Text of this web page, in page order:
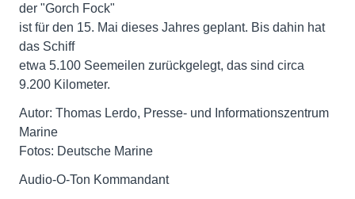
der "Gorch Fock"
ist für den 15. Mai dieses Jahres geplant. Bis dahin hat
das Schiff
etwa 5.100 Seemeilen zurückgelegt, das sind circa
9.200 Kilometer.
Autor: Thomas Lerdo, Presse- und Informationszentrum
Marine
Fotos: Deutsche Marine
Audio-O-Ton Kommandant